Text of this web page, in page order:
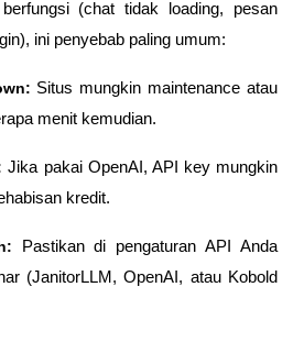
(chat tidak loading, pesan
ini penyebab paling umum:
Situs mungkin maintenance atau
menit kemudian.
Jika pakai OpenAI, API key mungkin
kredit.
Pastikan di pengaturan API Anda
(JanitorLLM, OpenAI, atau Kobold